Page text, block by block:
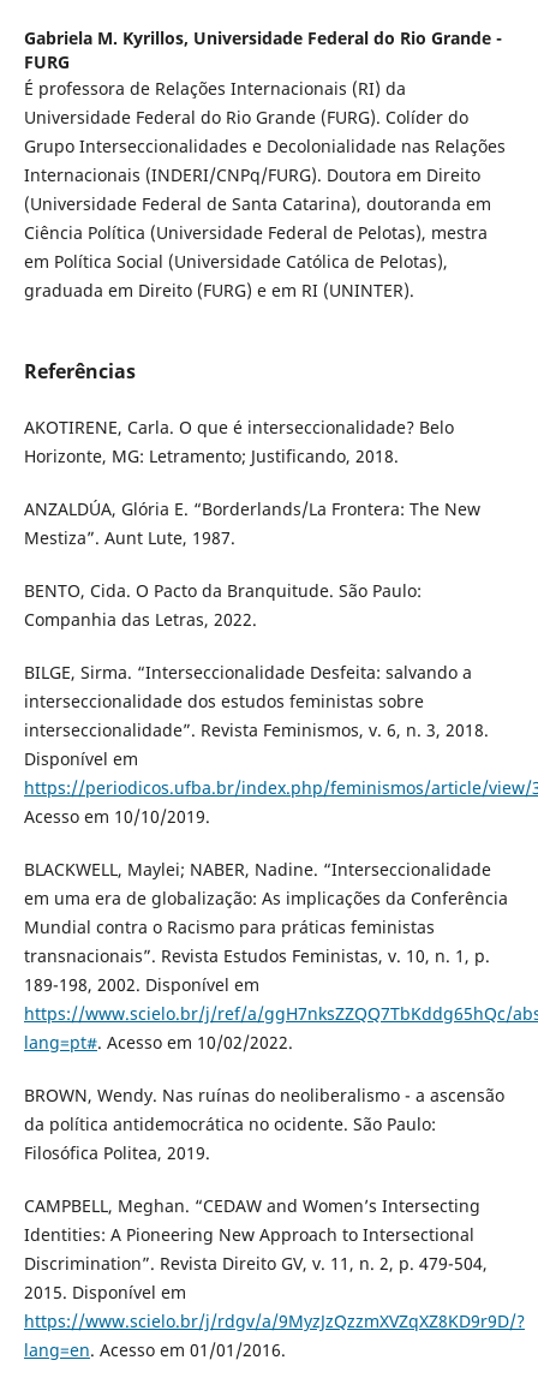
Gabriela M. Kyrillos, Universidade Federal do Rio Grande -
FURG
É professora de Relações Internacionais (RI) da
Universidade Federal do Rio Grande (FURG). Colíder do
Grupo Interseccionalidades e Decolonialidade nas Relações
Internacionais (INDERI/CNPq/FURG). Doutora em Direito
(Universidade Federal de Santa Catarina), doutoranda em
Ciência Política (Universidade Federal de Pelotas), mestra
em Política Social (Universidade Católica de Pelotas),
graduada em Direito (FURG) e em RI (UNINTER).
Referências
AKOTIRENE, Carla. O que é interseccionalidade? Belo
Horizonte, MG: Letramento; Justificando, 2018.
ANZALDÚA, Glória E. “Borderlands/La Frontera: The New
Mestiza”. Aunt Lute, 1987.
BENTO, Cida. O Pacto da Branquitude. São Paulo:
Companhia das Letras, 2022.
BILGE, Sirma. “Interseccionalidade Desfeita: salvando a
interseccionalidade dos estudos feministas sobre
interseccionalidade”. Revista Feminismos, v. 6, n. 3, 2018.
Disponível em
https://periodicos.ufba.br/index.php/feminismos/article/view/
Acesso em 10/10/2019.
BLACKWELL, Maylei; NABER, Nadine. “Interseccionalidade
em uma era de globalização: As implicações da Conferência
Mundial contra o Racismo para práticas feministas
transnacionais”. Revista Estudos Feministas, v. 10, n. 1, p.
189-198, 2002. Disponível em
https://www.scielo.br/j/ref/a/ggH7nksZZQQ7TbKddg65hQc/
lang=pt#. Acesso em 10/02/2022.
BROWN, Wendy. Nas ruínas do neoliberalismo - a ascensão
da política antidemocrática no ocidente. São Paulo:
Filosófica Politea, 2019.
CAMPBELL, Meghan. “CEDAW and Women’s Intersecting
Identities: A Pioneering New Approach to Intersectional
Discrimination”. Revista Direito GV, v. 11, n. 2, p. 479-504,
2015. Disponível em
https://www.scielo.br/j/rdgv/a/9MyzJzQzzmXVZqXZ8KD9r9D/?
lang=en. Acesso em 01/01/2016.